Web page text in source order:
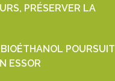
PRÉSERVER LA
POURSUIT
ESSOR